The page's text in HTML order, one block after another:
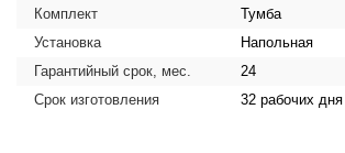
Комплект
Тумба
Установка
Напольная
Гарантийный срок, мес.
24
Срок изготовления
32 рабочих дня